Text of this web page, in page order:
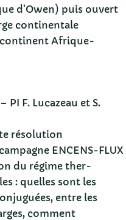
d’Owen) puis ouvert
continentale
continent Afrique-
PI F. Lucazeau et S.
résolution
ENCENS-FLUX
du régime ther-
: quelles sont les
entre les
comment